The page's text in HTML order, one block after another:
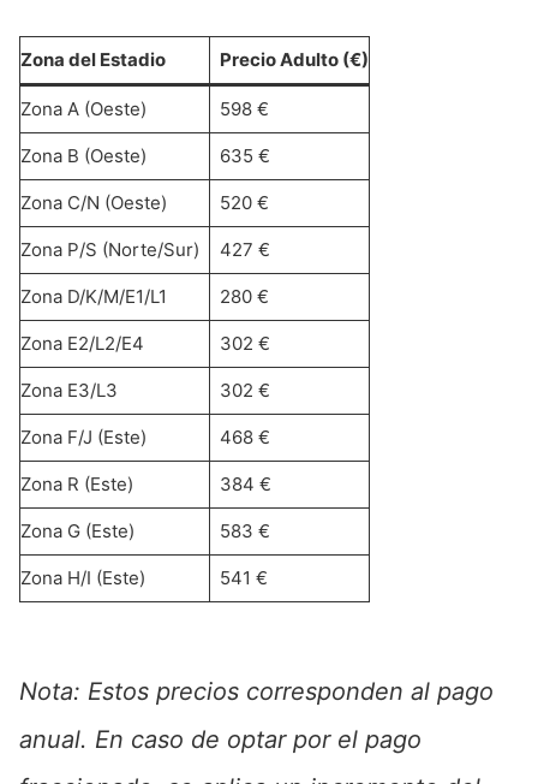
Zona del Estadio Precio Adulto (€)
Zona A (Oeste) 598 €
Zona B (Oeste) 635 €
Zona C/N (Oeste) 520 €
Zona P/S (Norte/Sur) 427 €
Zona D/K/M/E1/L1 280 €
Zona E2/L2/E4 302 €
Zona E3/L3 302 €
Zona F/J (Este) 468 €
Zona R (Este) 384 €
Zona G (Este) 583 €
Zona H/I (Este) 541 €
Nota: Estos precios corresponden al pago
anual. En caso de optar por el pago